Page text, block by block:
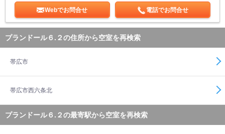
Webでお問合せ 電話でお問合せ
プランドール６.２の住所から空室を再検索
帯広市
帯広市西六条北
プランドール６.２の最寄駅から空室を再検索